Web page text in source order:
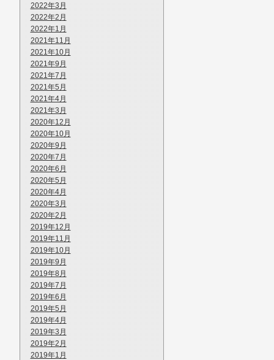
2022年3月
2022年2月
2022年1月
2021年11月
2021年10月
2021年9月
2021年7月
2021年5月
2021年4月
2021年3月
2020年12月
2020年10月
2020年9月
2020年7月
2020年6月
2020年5月
2020年4月
2020年3月
2020年2月
2019年12月
2019年11月
2019年10月
2019年9月
2019年8月
2019年7月
2019年6月
2019年5月
2019年4月
2019年3月
2019年2月
2019年1月